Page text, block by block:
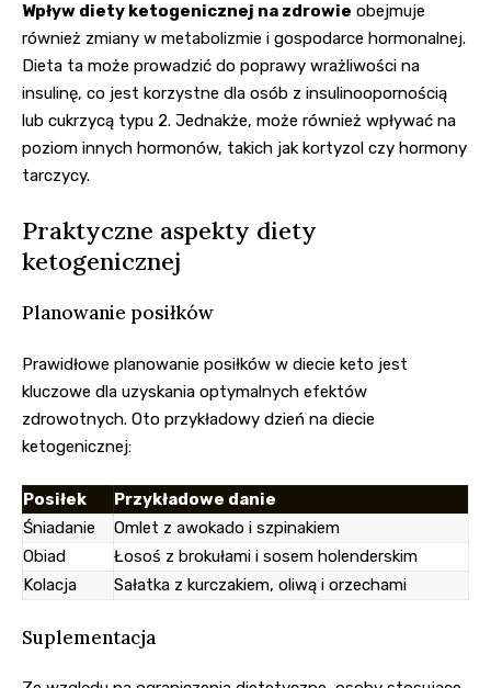
Wpływ diety ketogenicznej na zdrowie obejmuje
również zmiany w metabolizmie i gospodarce hormonalnej.
Dieta ta może prowadzić do poprawy wrażliwości na
insulinę, co jest korzystne dla osób z insulinoopornością
lub cukrzycą typu 2. Jednakże, może również wpływać na
poziom innych hormonów, takich jak kortyzol czy hormony
tarczycy.
Praktyczne aspekty diety
ketogenicznej
Planowanie posiłków
Prawidłowe planowanie posiłków w diecie keto jest
kluczowe dla uzyskania optymalnych efektów
zdrowotnych. Oto przykładowy dzień na diecie
ketogenicznej:
Posiłek
Przykładowe danie
Śniadanie
Omlet z awokado i szpinakiem
Obiad
Łosoś z brokułami i sosem holenderskim
Kolacja
Sałatka z kurczakiem, oliwą i orzechami
Suplementacja